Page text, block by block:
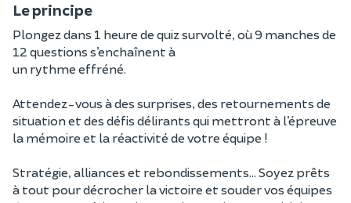
Le principe
Plongez dans 1 heure de quiz survolté, où 9 manches de
12 questions s’enchaînent à
un rythme effréné.
Attendez-vous à des surprises, des retournements de
situation et des défis délirants qui mettront à l’épreuve
la mémoire et la réactivité de votre équipe !
Stratégie, alliances et rebondissements… Soyez prêts
à tout pour décrocher la victoire et souder vos équipes